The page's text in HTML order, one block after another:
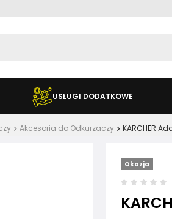
USŁUGI DODATKOWE
Akcesoria do Odkurzaczy KARCHER
Okazja